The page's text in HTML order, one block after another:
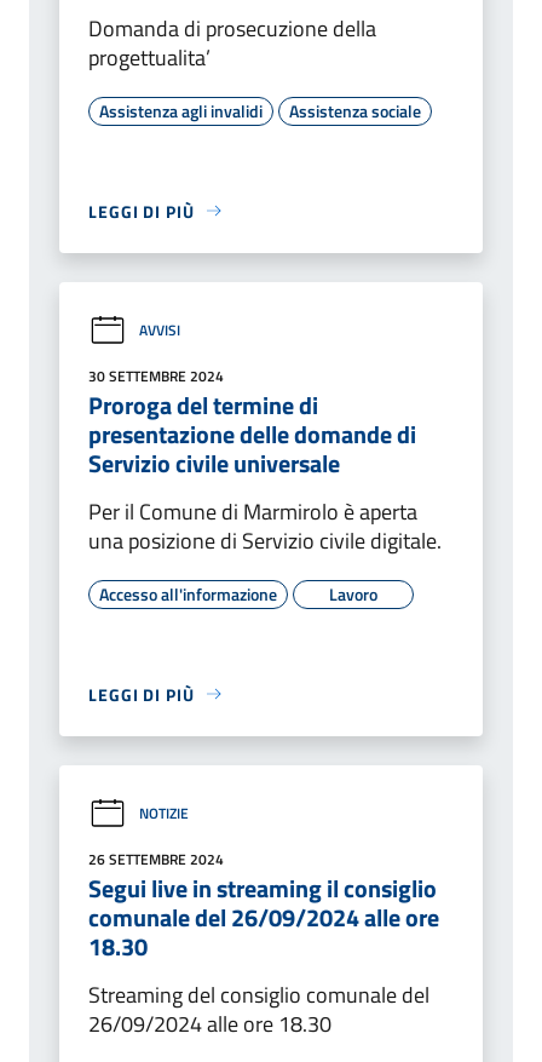
Domanda di prosecuzione della
progettualita’
Assistenza agli invalidi Assistenza sociale
LEGGI DI PIÙ
AVVISI
30 SETTEMBRE 2024
Proroga del termine di
presentazione delle domande di
Servizio civile universale
Per il Comune di Marmirolo è aperta
una posizione di Servizio civile digitale.
Accesso all'informazione Lavoro
LEGGI DI PIÙ
NOTIZIE
26 SETTEMBRE 2024
Segui live in streaming il consiglio
comunale del 26/09/2024 alle ore
18.30
Streaming del consiglio comunale del
26/09/2024 alle ore 18.30